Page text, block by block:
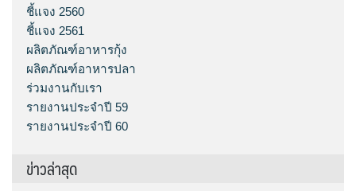
ชี้แจง 2560
ชี้แจง 2561
ผลิตภัณฑ์อาหารกุ้ง
ผลิตภัณฑ์อาหารปลา
ร่วมงานกับเรา
รายงานประจำปี 59
รายงานประจำปี 60
ข่าวล่าสุด